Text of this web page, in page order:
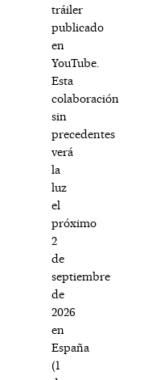
tráiler
publicado
en
YouTube.
Esta
colaboración
sin
precedentes
verá
la
luz
el
próximo
2
de
septiembre
de
2026
en
España
(1